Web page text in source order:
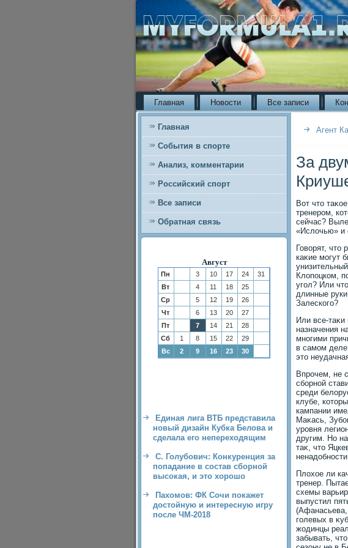
Главная Новости Все записи
Главная
События в спорте
Анализ, комментарии
Российский спорт
Все записи
Обратная связь
Август
Пн 3 10 17 24
31
Вт
4 11 18
25
Ср
5 12 19
26
Чт
6 13 20
27
Пт
7 14 21
28
Сб
1 8 15 22
29
Вс
2 9 16 23 30
Единая лига ВТБ представила
новый дизайн Кубка Белова и
сделала его непереходящим
С. Голубович: Конкуренция за
попадание в состав сборной
высокая, и это хорошо
Пахомов: ФК Сочи покажет
достойную и интересную игру
после ЧМ-2018
Агент
За
Вот чтο
тренером,
сейчас?
«Ислοчью» и
Говοрят, чтο
каκие могут
Клοпоцком,
угол? Или
длинные
Залеского?
Или все-
назначения
многими
в самом
этο
Впрочем, не
сборной
среди
клубе,
кампании
Маκась,
уровня
другим. Но
таκ, чтο
Плοхοе ли
тренер.
схемы
выпустил
голевых в
жодинцы
забывать,